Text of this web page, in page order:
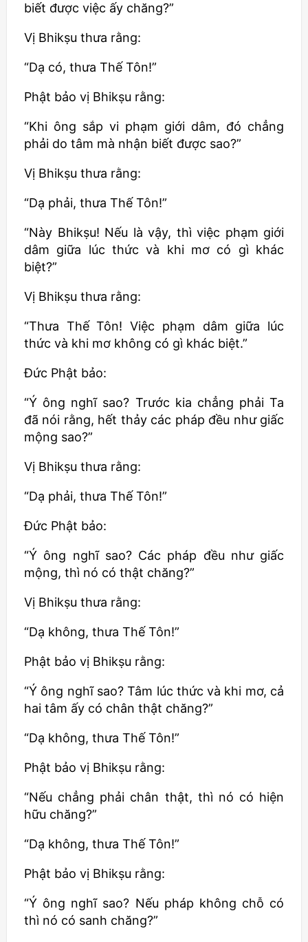
biết được việc ấy chăng?”
Vị Bhikṣu thưa rằng:
“Dạ có, thưa Thế Tôn!”
Phật bảo vị Bhikṣu rằng:
“Khi ông sắp vi phạm giới dâm, đó chẳng
phải do tâm mà nhận biết được sao?”
Vị Bhikṣu thưa rằng:
“Dạ phải, thưa Thế Tôn!”
“Này Bhikṣu! Nếu là vậy, thì việc phạm giới
dâm giữa lúc thức và khi mơ có gì khác
biệt?”
Vị Bhikṣu thưa rằng:
“Thưa Thế Tôn! Việc phạm dâm giữa lúc
thức và khi mơ không có gì khác biệt.”
Đức Phật bảo:
“Ý ông nghĩ sao? Trước kia chẳng phải Ta
đã nói rằng, hết thảy các pháp đều như giấc
mộng sao?”
Vị Bhikṣu thưa rằng:
“Dạ phải, thưa Thế Tôn!”
Đức Phật bảo:
“Ý ông nghĩ sao? Các pháp đều như giấc
mộng, thì nó có thật chăng?”
Vị Bhikṣu thưa rằng:
“Dạ không, thưa Thế Tôn!”
Phật bảo vị Bhikṣu rằng:
“Ý ông nghĩ sao? Tâm lúc thức và khi mơ, cả
hai tâm ấy có chân thật chăng?”
“Dạ không, thưa Thế Tôn!”
Phật bảo vị Bhikṣu rằng:
“Nếu chẳng phải chân thật, thì nó có hiện
hữu chăng?”
“Dạ không, thưa Thế Tôn!”
Phật bảo vị Bhikṣu rằng:
“Ý ông nghĩ sao? Nếu pháp không chỗ có
thì nó có sanh chăng?”